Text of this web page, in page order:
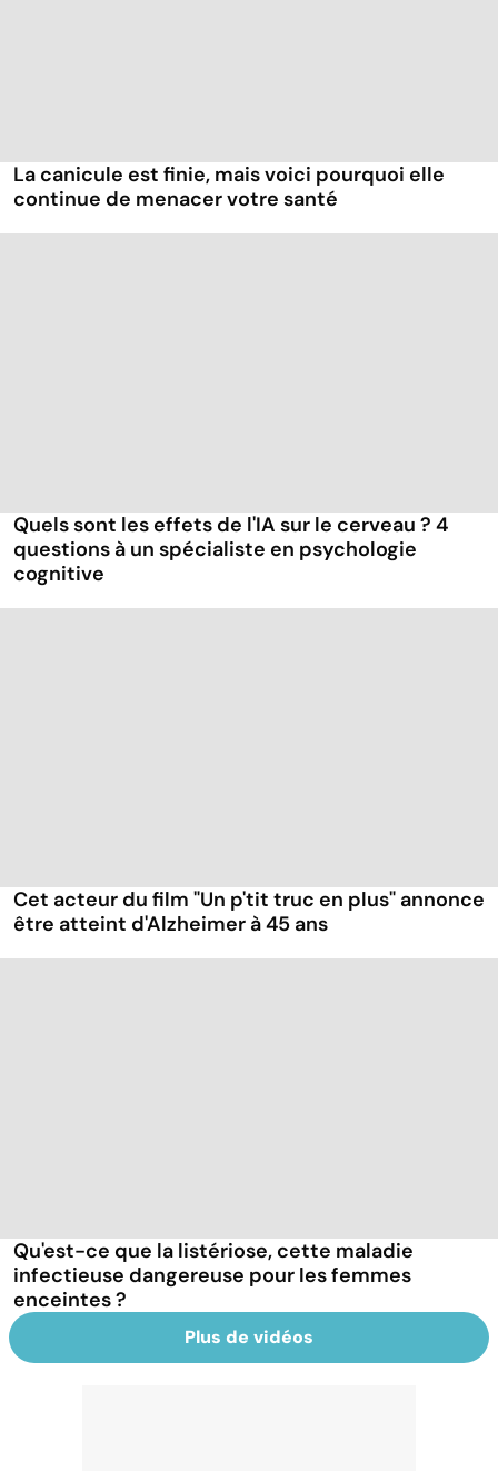
La canicule est finie, mais voici pourquoi elle
continue de menacer votre santé
Quels sont les effets de l'IA sur le cerveau ? 4
questions à un spécialiste en psychologie
cognitive
Cet acteur du film "Un p'tit truc en plus" annonce
être atteint d'Alzheimer à 45 ans
Qu'est-ce que la listériose, cette maladie
infectieuse dangereuse pour les femmes
enceintes ?
Plus de vidéos